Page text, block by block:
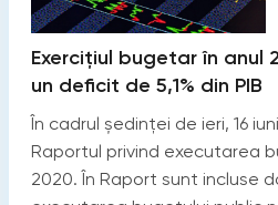
Exercițiul bugetar în anul
un deficit de 5,1% din PIB
În cadrul ședinței de ieri, 16
Raportul privind executarea
2020. În Raport sunt incluse